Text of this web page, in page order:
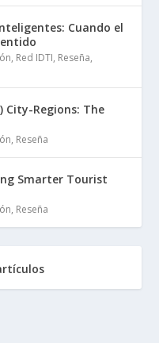
Cuando el
, Red IDTI, Reseña,
City-Regions: The
, Reseña
Smarter Tourist
, Reseña